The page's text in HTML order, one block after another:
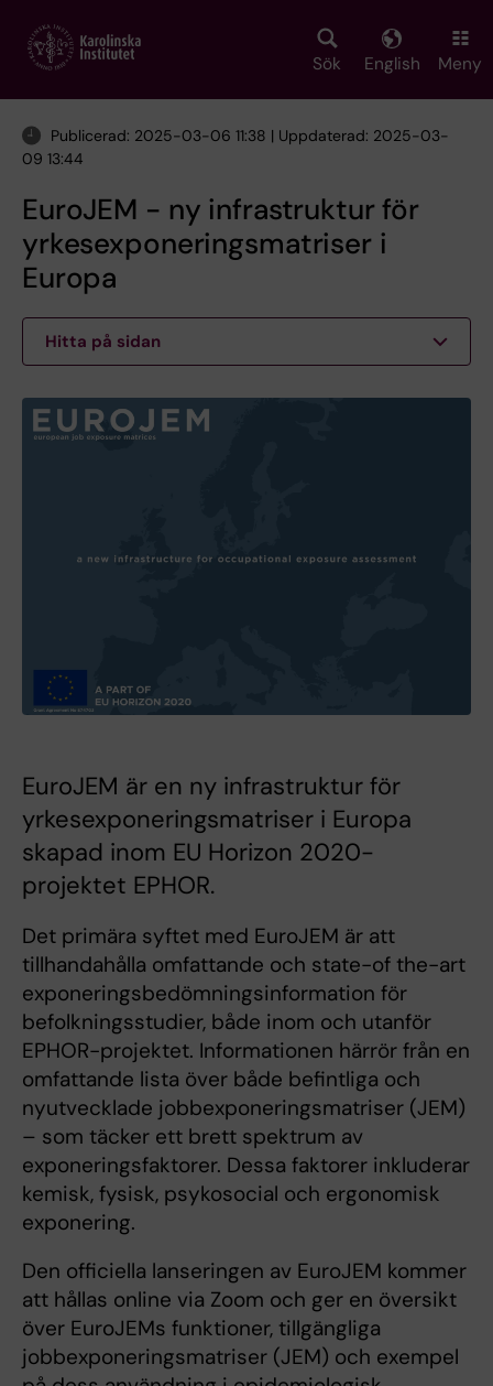
main
Sök English Meny
Publicerad: 2025-03-06 11:38 | Uppdaterad: 2025-03-
09 13:44
EuroJEM - ny infrastruktur för
yrkesexponeringsmatriser i
Europa
Hitta på sidan
EuroJEM är en ny infrastruktur för
yrkesexponeringsmatriser i Europa
skapad inom EU Horizon 2020-
projektet EPHOR.
Det primära syftet med EuroJEM är att
tillhandahålla omfattande och state-of the-art
exponeringsbedömningsinformation för
befolkningsstudier, både inom och utanför
EPHOR-projektet. Informationen härrör från en
omfattande lista över både befintliga och
nyutvecklade jobbexponeringsmatriser (JEM)
– som täcker ett brett spektrum av
exponeringsfaktorer. Dessa faktorer inkluderar
kemisk, fysisk, psykosocial och ergonomisk
exponering.
Den officiella lanseringen av EuroJEM kommer
att hållas online via Zoom och ger en översikt
över EuroJEMs funktioner, tillgängliga
jobbexponeringsmatriser (JEM) och exempel